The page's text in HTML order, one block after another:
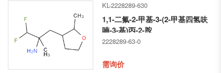
KL-2228289-630
1,1-二氟-2-甲基-3-(2-甲基四氢呋
喃-3-基)丙-2-胺
2228289-63-0
需询价